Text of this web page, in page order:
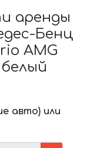
аренды
Бенц
AMG
авто) или